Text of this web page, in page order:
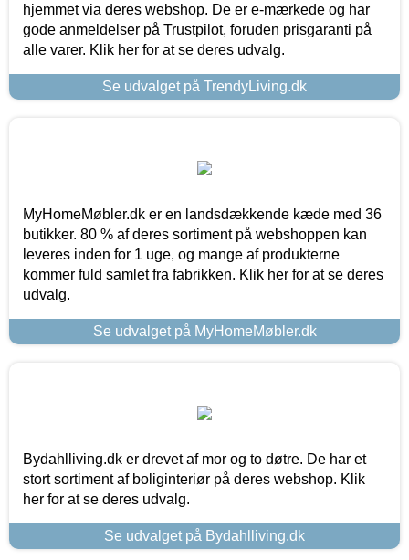
hjemmet via deres webshop. De er e-mærkede og har
gode anmeldelser på Trustpilot, foruden prisgaranti på
alle varer. Klik her for at se deres udvalg.
Se udvalget på TrendyLiving.dk
MyHomeMøbler.dk er en landsdækkende kæde med 36
butikker. 80 % af deres sortiment på webshoppen kan
leveres inden for 1 uge, og mange af produkterne
kommer fuld samlet fra fabrikken. Klik her for at se deres
udvalg.
Se udvalget på MyHomeMøbler.dk
Bydahlliving.dk er drevet af mor og to døtre. De har et
stort sortiment af boliginteriør på deres webshop. Klik
her for at se deres udvalg.
Se udvalget på Bydahlliving.dk